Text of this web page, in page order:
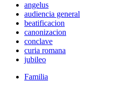
angelus
audiencia general
beatificacion
canonizacion
conclave
curia romana
jubileo
Familia